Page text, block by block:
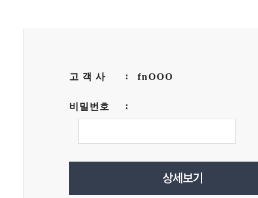
고 객 사 fnOOO
비밀번호